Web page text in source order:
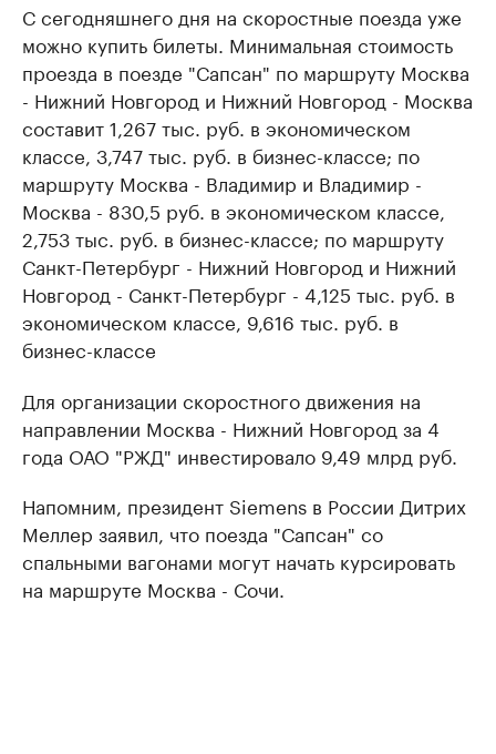
С сегодняшнего дня на скоростные поезда уже
можно купить билеты. Минимальная стоимость
проезда в поезде "Сапсан" по маршруту Москва
- Нижний Новгород и Нижний Новгород - Москва
составит 1,267 тыс. руб. в экономическом
классе, 3,747 тыс. руб. в бизнес-классе; по
маршруту Москва - Владимир и Владимир -
Москва - 830,5 руб. в экономическом классе,
2,753 тыс. руб. в бизнес-классе; по маршруту
Санкт-Петербург - Нижний Новгород и Нижний
Новгород - Санкт-Петербург - 4,125 тыс. руб. в
экономическом классе, 9,616 тыс. руб. в
бизнес-классе
Для организации скоростного движения на
направлении Москва - Нижний Новгород за 4
года ОАО "РЖД" инвестировало 9,49 млрд руб.
Напомним, президент Siemens в России Дитрих
Меллер заявил, что поезда "Сапсан" со
спальными вагонами могут начать курсировать
на маршруте Москва - Сочи.